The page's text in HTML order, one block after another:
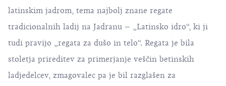
latinskim jadrom, tema najbolj znane regate
tradicionalnih ladij na Jadranu – „Latinsko idro“, ki ji
tudi pravijo „regata za dušo in telo“. Regata je bila
stoletja prireditev za primerjanje veščin betinskih
ladjedelcev, zmagovalec pa je bil razglašen za